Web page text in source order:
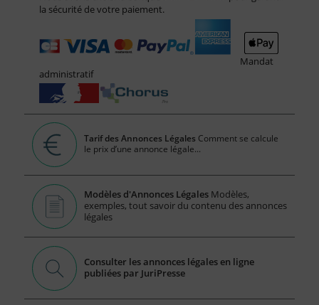
la sécurité de votre paiement.
Mandat
administratif
Tarif des Annonces Légales Comment se calcule
le prix d’une annonce légale...
Modèles d'Annonces Légales Modèles,
exemples, tout savoir du contenu des annonces
légales
Consulter les annonces légales en ligne
publiées par JuriPresse